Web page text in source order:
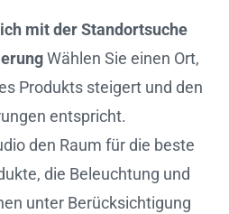
mit der Standortsuche
Wählen Sie einen Ort,
Produkts steigert und den
entspricht.
den Raum für die beste
die Beleuchtung und
unter Berücksichtigung